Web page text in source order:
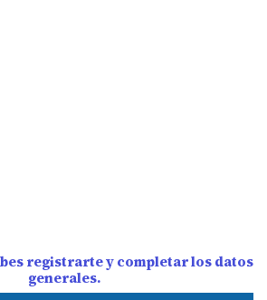
registrarte y completar los datos
generales.